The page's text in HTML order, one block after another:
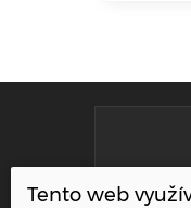
Tento web